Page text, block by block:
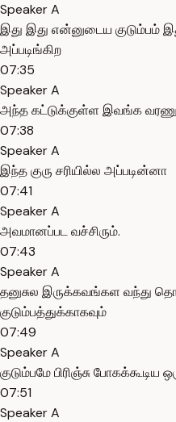
Speaker A
இது இது என்னுடைய குடும்பம்
அப்படிங்கிற
07:35
Speaker A
அந்த கட்டுக்குள்ள இவங்க
07:38
Speaker A
இந்த குரு சரியில்ல அப்படின்னா
07:41
Speaker A
அவமானப்பட வச்சிரும்.
07:43
Speaker A
தனுசுல இருக்கவங்கள வந்து
குடும்பத்துக்காகவும்
07:49
Speaker A
குடும்பமே பிரிஞ்சு போகக்கூடிய
07:51
Speaker A